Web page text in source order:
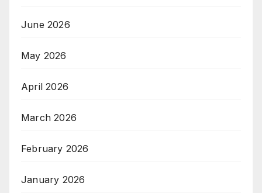
June 2026
May 2026
April 2026
March 2026
February 2026
January 2026